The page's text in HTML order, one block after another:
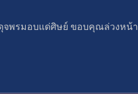
จพรมอบแด่ศิษย์ ขอบคุณล่วงหน้า